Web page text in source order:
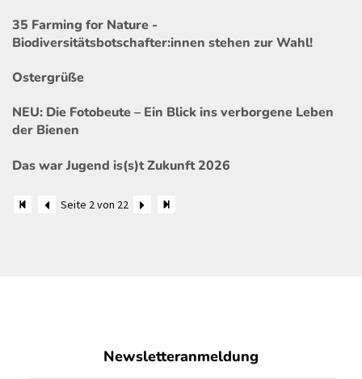
35 Farming for Nature -
Biodiversitätsbotschafter:innen stehen zur Wahl!
Ostergrüße
NEU: Die Fotobeute – Ein Blick ins verborgene Leben
der Bienen
Das war Jugend is(s)t Zukunft 2026
Seite 2 von 22
Newsletteranmeldung